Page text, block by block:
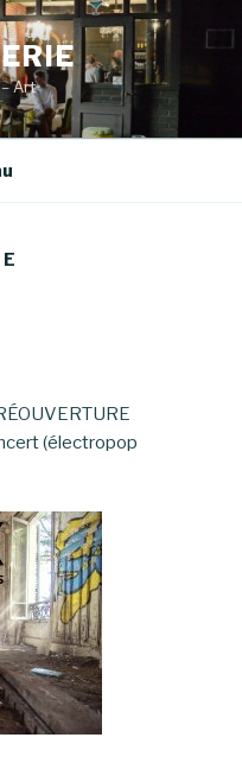
Art
RÉOUVERTURE
(électropop